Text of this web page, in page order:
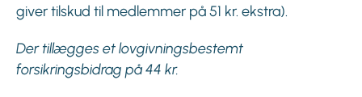
giver tilskud til medlemmer på 51 kr. ekstra).
Der tillægges et lovgivningsbestemt
forsikringsbidrag på 44 kr.